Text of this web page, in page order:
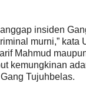
insiden
murni,” kata
Mahmud
kemungkinan
Tujuhbelas.